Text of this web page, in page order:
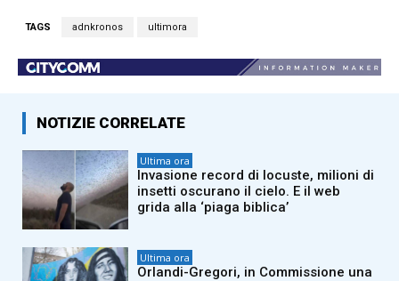
TAGS adnkronos ultimora
NOTIZIE CORRELATE
Ultima ora
Invasione record di locuste, milioni di
insetti oscurano il cielo. E il web
grida alla ‘piaga biblica’
Ultima ora
Orlandi-Gregori, in Commissione una